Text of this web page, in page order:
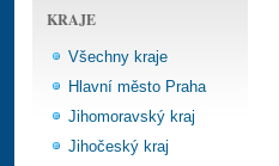
KRAJE
Všechny kraje
Hlavní město Praha
Jihomoravský kraj
Jihočeský kraj